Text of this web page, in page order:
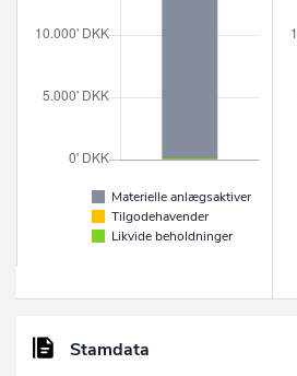
Materielle anlægsaktiver
Tilgodehavender
Likvide beholdninger
Stamdata